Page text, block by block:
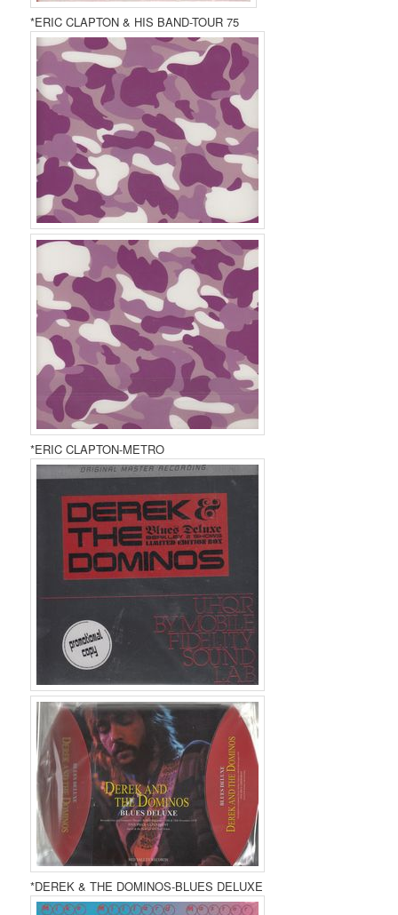
*ERIC CLAPTON & HIS BAND-TOUR 75
*ERIC CLAPTON-METRO
*DEREK & THE DOMINOS-BLUES DELUXE